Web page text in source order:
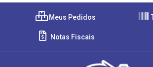
Meus Pedidos
Notas Fiscais